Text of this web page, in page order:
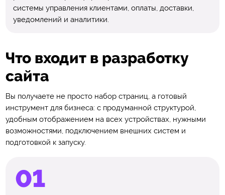
системы управления клиентами, оплаты, доставки,
уведомлений и аналитики.
Что входит в разработку
сайта
Вы получаете не просто набор страниц, а готовый
инструмент для бизнеса: с продуманной структурой,
удобным отображением на всех устройствах, нужными
возможностями, подключением внешних систем и
подготовкой к запуску.